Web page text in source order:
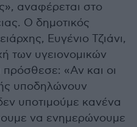
αναφέρεται στο
Ο δημοτικός
Ευγένιο Τζιάνι,
των υγειονομικών
πρόσθεσε: «Αν και οι
υποδηλώνουν
υποτιμούμε κανένα
να ενημερώνουμε